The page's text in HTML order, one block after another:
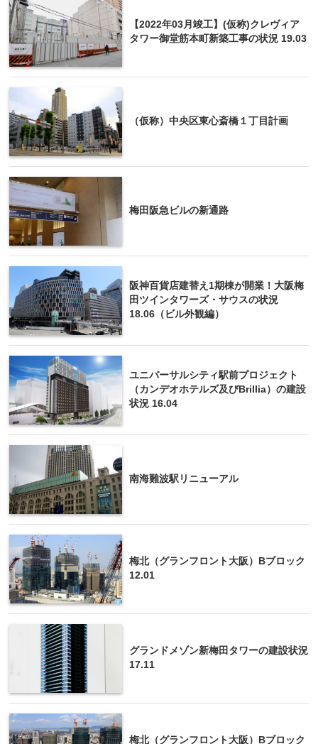
【2022年03月竣工】(仮称)クレヴィア
タワー御堂筋本町新築工事の状況 19.03
（仮称）中央区東心斎橋１丁目計画
梅田阪急ビルの新通路
阪神百貨店建替え1期棟が開業！大阪梅
田ツインタワーズ・サウスの状況
18.06（ビル外観編）
ユニバーサルシティ駅前プロジェクト
（カンデオホテルズ及びBrillia）の建設
状況 16.04
南海難波駅リニューアル
梅北（グランフロント大阪）Bブロック
12.01
グランドメゾン新梅田タワーの建設状況
17.11
梅北（グランフロント大阪）Bブロック